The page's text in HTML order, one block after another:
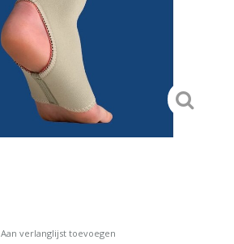
Aan verlanglijst toevoegen